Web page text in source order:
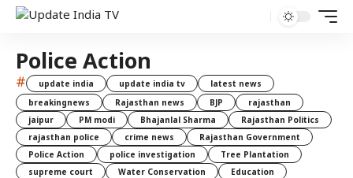
Police Action
# update india update india tv
latest news
breakingnews
Rajasthan news BJP
rajasthan
jaipur
PM modi Bhajanlal Sharma
Rajasthan Politics
rajasthan police
crime news
Rajasthan Government
Police Action
police investigation
Tree Plantation
supreme court
Water Conservation Education